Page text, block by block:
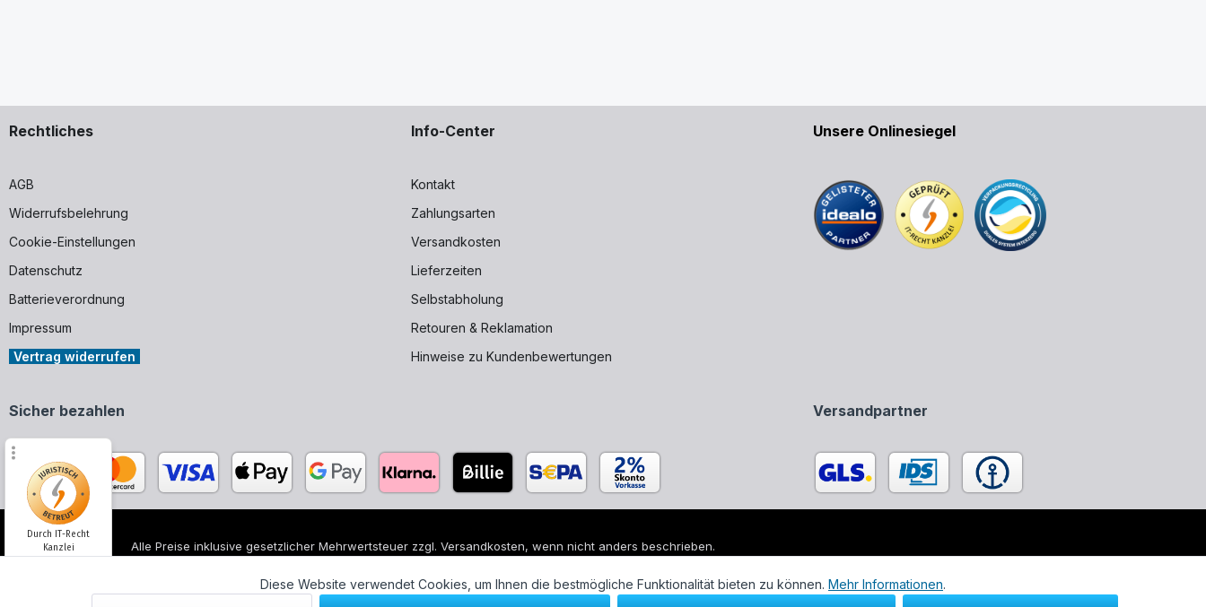
Rechtliches
AGB
Widerrufsbelehrung
Cookie-Einstellungen
Datenschutz
Batterieverordnung
Impressum
Vertrag widerrufen
Info-Center
Kontakt
Zahlungsarten
Versandkosten
Lieferzeiten
Selbstabholung
Retouren & Reklamation
Hinweise zu Kundenbewertungen
Unsere Onlinesiegel
Sicher bezahlen Versandpartner
Alle Preise inklusive gesetzlicher Mehrwertsteuer zzgl. Versandkosten, wenn nicht anders beschrieben.
Diese Website verwendet Cookies, um Ihnen die bestmögliche Funktionalität bieten zu können. Mehr Informationen.
Durch IT-Recht
Kanzlei